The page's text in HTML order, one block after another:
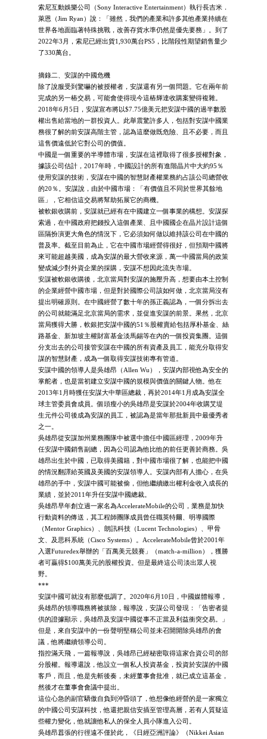
索尼互動娛樂公司（Sony Interactive Entertainment）執行長吉米．
萊恩（Jim Ryan）說：「雖然，我們的產業和許多其他產業持續在
世界各地面臨著特殊挑戰，改善存貨水準仍然是優先要務」。到了
2022年3月，索尼已經出貨1,930萬台PS5，比階段性期望銷售量少
了330萬台。
摘錄二、安謀的中國危機
除了說服受到驚嚇的被授權者，安謀還有另一個問題。它在兩年前
完成的另一樁交易，可能會使得現今這樁輝達收購案變得複雜。
2018年6月5日，安謀宣布將以$7.75億美元把安謀中國的過半數股
權出售給當地的一群投資人。此舉震驚許多人，包括對安謀中國業
務很了解的前安謀高階主管，認為這麼做既危險、且不必要，而且
這售價遠低於它對公司的價值。
中國是一個重要的半導體市場，安謀在這裡取得了很多授權對象，
據該公司估計，2017年時，中國設計的所有進階晶片中大約95％
使用安謀的技術，安謀在中國的智慧財產權業務約占該公司總營收
的20％。安謀說，由於中國市場：「有價值且不同於世界其餘地
區」，它相信這交易將幫助拓展它的商機。
被軟銀收購前，安謀就已經有在中國建立一個事業的構想。安謀探
索過，在中國政府把錢投入這個產業、且中國國企在晶片設計這個
區隔扮演更大角色的情況下，它必須如何做以維持該公司在中國的
普及率。截至目前為止，它在中國市場經營得很好，但預期中國將
來可能超越美國，成為安謀的最大營收來源，萬一中國當局的政策
變成減少對外資企業的採購，安謀不想因此流失市場。
安謀被軟銀收購後，北京當局對安謀的施壓升高，想要由本土控制
的企業經營中國市場，但是對於國際公司該如何做，北京當局沒有
提出明確原則。在中國經營了數十年的孫正義認為，一個分拆出去
的公司就能滿足北京當局的需求，並促進安謀的前景。果然，北京
當局獲得大勝，軟銀把安謀中國的51％股權賣給包括厚朴基金、絲
路基金、新加坡主權財富基金淡馬錫等在內的一個投資集團。這個
分支出去的公司接管安謀在中國的所有資產及員工，能充分取得安
謀的智慧財產，成為一個取得安謀技術專有管道。
安謀中國的領導人是吳雄昂（Allen Wu），安謀內部視他為安全的
掌舵者，也是當初建立安謀中國的規模與價值的關鍵人物。他在
2013年1月時獲任安謀大中華區總裁，再於2014年1月成為安謀全
球主管委員會成員。個頭瘦小的吳雄昂是安謀於2004年收購艾堤
生元件公司後成為安謀的員工，被認為是當年那批新員中最優秀者
之一。
吳雄昂從安謀加州業務團隊中被選中擔任中國區經理，2009年升
任安謀中國銷售副總，因為公司認為他比他的前任更善於商務。吳
雄昂出生於中國，已取得美國籍，對中國市場很了解，也能把中國
的情況翻譯給英國及美國的安謀領導人。安謀內部有人擔心，在吳
雄昂的手中，安謀中國可能被偷，但他繼續繳出權利金收入成長的
業績，並於2011年升任安謀中國總裁。
吳雄昂早年創立過一家名為AccelerateMobile的公司，業務是加快
行動資料的傳送，其工程師團隊成員曾任職英特爾、明導國際
（Mentor Graphics）、朗訊科技（Lucent Technologies）、甲骨
文、及思科系統（Cisco Systems）。AccelerateMobile曾於2001年
入選Futuredex舉辦的「百萬美元競賽」（match-a-million），獲勝
者可贏得$100萬美元的股權投資。但是最終這公司淡出眾人視
野。
***
安謀中國可就沒有那麼低調了。2020年6月10日，中國媒體報導，
吳雄昂的領導職務將被拔除，報導說，安謀公司發現：「告密者提
供的證據顯示，吳雄昂及安謀中國從事不正當及利益衝突交易。」
但是，來自安謀中的一份聲明堅稱公司並未召開開除吳雄昂的會
議，他將繼續領導公司。
指控滿天飛，一篇報導說，吳雄昂已經秘密取得這家合資公司的部
分股權。報導還說，他設立一個私人投資基金，投資於安謀的中國
客戶，而且，他是先斬後奏，未經董事會批准，就已成立這基金，
然後才在董事會會議中提出。
這位心急的副官驕傲自負到沖昏頭了，他想像他經營的是一家獨立
的中國公司安謀科技，他還把親信安插至管理高層，若有人質疑這
些權力變化，他就讓他私人的保全人員小隊進入公司。
吳雄昂囂張的行徑遠不僅於此，《日經亞洲評論》（Nikkei Asian